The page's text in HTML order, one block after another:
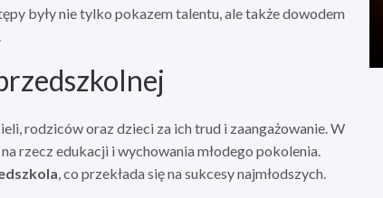
były nie tylko pokazem talentu, ale także dowodem
rodziców oraz dzieci za ich trud i zaangażowanie. W
rzecz edukacji i wychowania młodego pokolenia.
, co przekłada się na sukcesy najmłodszych.